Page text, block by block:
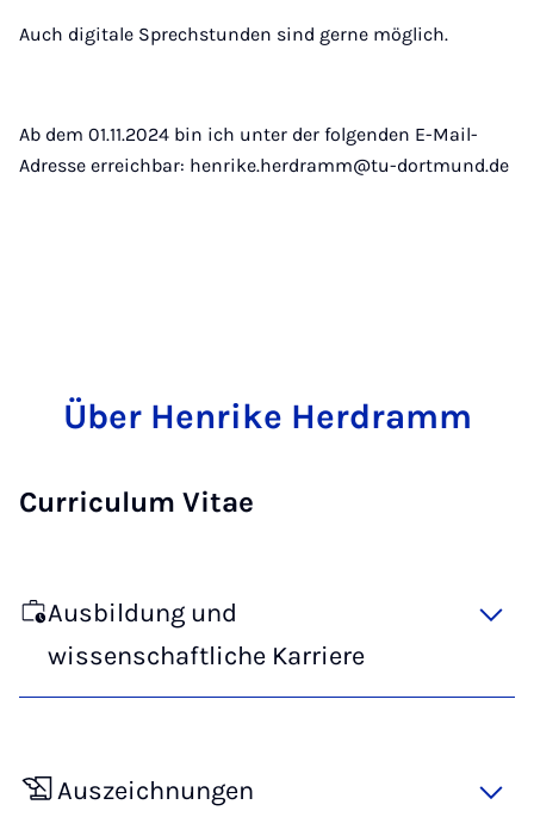
Auch digitale Sprechstunden sind gerne möglich.
Ab dem 01.11.2024 bin ich unter der folgenden E-Mail-
Adresse erreichbar: henrike.herdramm@tu-dortmund.de
Über Henrike Herdramm
Curriculum Vitae
Ausbildung und
wissenschaftliche Karriere
Auszeichnungen